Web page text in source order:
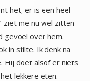
lekkere eten.